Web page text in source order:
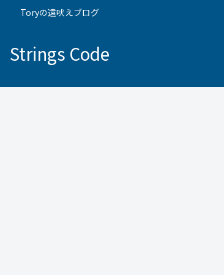
Toryの遠吠えブログ
Strings Code